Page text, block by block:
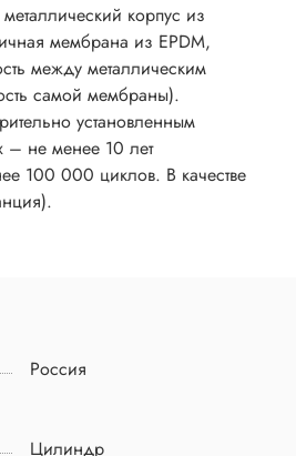
корпус из
мембрана из ЕPDМ,
между металлическим
самой мембраны).
установленным
– не менее 10 лет
100 000 циклов. В качестве
Россия
Цилиндр